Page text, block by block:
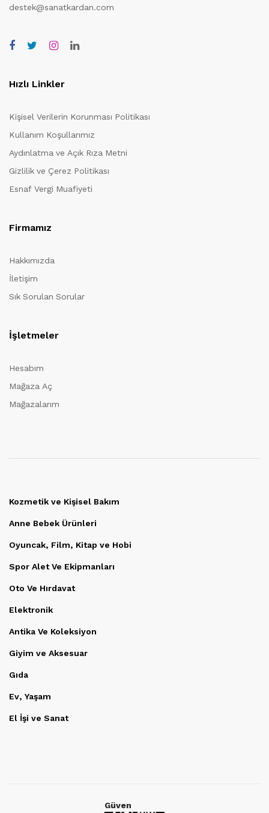
destek@sanatkardan.com
Hızlı Linkler
Kişisel Verilerin Korunması Politikası
Kullanım Koşullarımız
Aydınlatma ve Açık Rıza Metni
Gizlilik ve Çerez Politikası
Esnaf Vergi Muafiyeti
Firmamız
Hakkımızda
İletişim
Sık Sorulan Sorular
İşletmeler
Hesabım
Mağaza Aç
Mağazalarım
Kozmetik ve Kişisel Bakım
Anne Bebek Ürünleri
Oyuncak, Film, Kitap ve Hobi
Spor Alet Ve Ekipmanları
Oto Ve Hırdavat
Elektronik
Antika Ve Koleksiyon
Giyim ve Aksesuar
Gıda
Ev, Yaşam
El İşi ve Sanat
Güven